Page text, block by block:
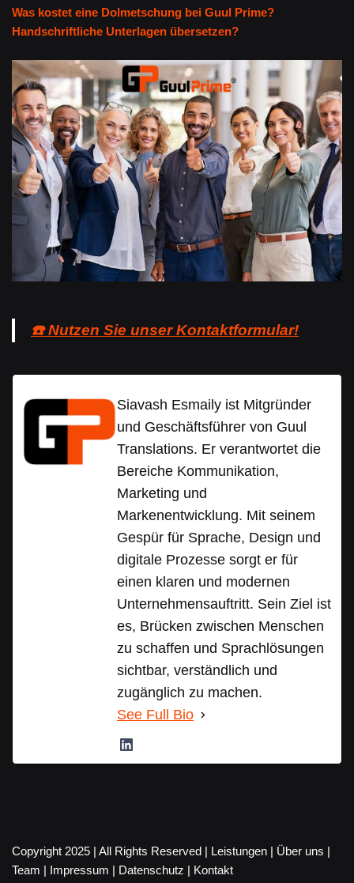
Was kostet eine Dolmetschung bei Guul Prime?
Handschriftliche Unterlagen übersetzen?
☎️ Nutzen Sie unser Kontaktformular!
Siavash Esmaily ist Mitgründer
und Geschäftsführer von Guul
Translations. Er verantwortet die
Bereiche Kommunikation,
Marketing und
Markenentwicklung. Mit seinem
Gespür für Sprache, Design und
digitale Prozesse sorgt er für
einen klaren und modernen
Unternehmensauftritt. Sein Ziel ist
es, Brücken zwischen Menschen
zu schaffen und Sprachlösungen
sichtbar, verständlich und
zugänglich zu machen.
See Full Bio
Copyright 2025 | All Rights Reserved | Leistungen | Über uns |
Team | Impressum | Datenschutz | Kontakt